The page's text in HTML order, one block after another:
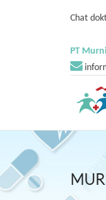
Chat
PT